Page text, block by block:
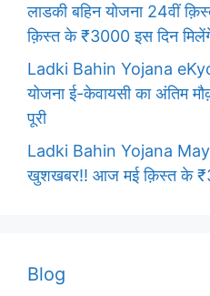
लाडकी बहिन योजना 24वीं
क़िस्त के ₹3000 इस दिन
Ladki Bahin Yojana
योजना ई-केवायसी का अंतिम
पूरी
Ladki Bahin Yojana
खुशखबर!! आज मई क़िस्त के
Blog